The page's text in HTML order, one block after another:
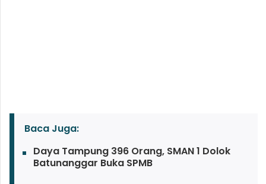
Baca Juga:
Daya Tampung 396 Orang, SMAN 1 Dolok
Batunanggar Buka SPMB